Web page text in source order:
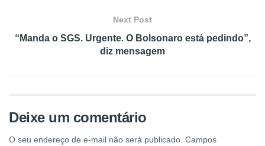
Next Post
“Manda o SGS. Urgente. O Bolsonaro está pedindo”,
diz mensagem
Deixe um comentário
O seu endereço de e-mail não será publicado. Campos